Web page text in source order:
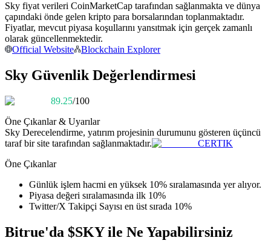
Kopya Tüccarı Olun
Kâr paylaşımı ve kopya ticaret komisyonlarının tadını çıkarın
Ticaret bilgileri vb. dahil olmak üzere büyük veri analizi.
Sky fiyat verileri CoinMarketCap tarafından sağlanmakta ve dünya
çapındaki önde gelen kripto para borsalarından toplanmaktadır.
Fiyatlar, mevcut piyasa koşullarını yansıtmak için gerçek zamanlı
olarak güncellenmektedir.
Official Website
Blockchain Explorer
Sky Güvenlik Değerlendirmesi
89.25/100
Öne Çıkanlar & Uyarılar
Sky Derecelendirme, yatırım projesinin durumunu gösteren üçüncü
taraf bir site tarafından sağlanmaktadır.
CERTIK
Öne Çıkanlar
Günlük işlem hacmi en yüksek 10% sıralamasında yer alıyor.
Piyasa değeri sıralamasında ilk 10%
Twitter/X Takipçi Sayısı en üst sırada 10%
Bitrue'da $SKY ile Ne Yapabilirsiniz